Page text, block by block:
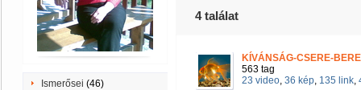
Ismerősei (46)
4találat
KÍVÁNSÁG-CSERE-
563 tag
23 video, 36 kép, 135 link,